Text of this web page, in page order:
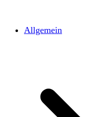
Allgemein